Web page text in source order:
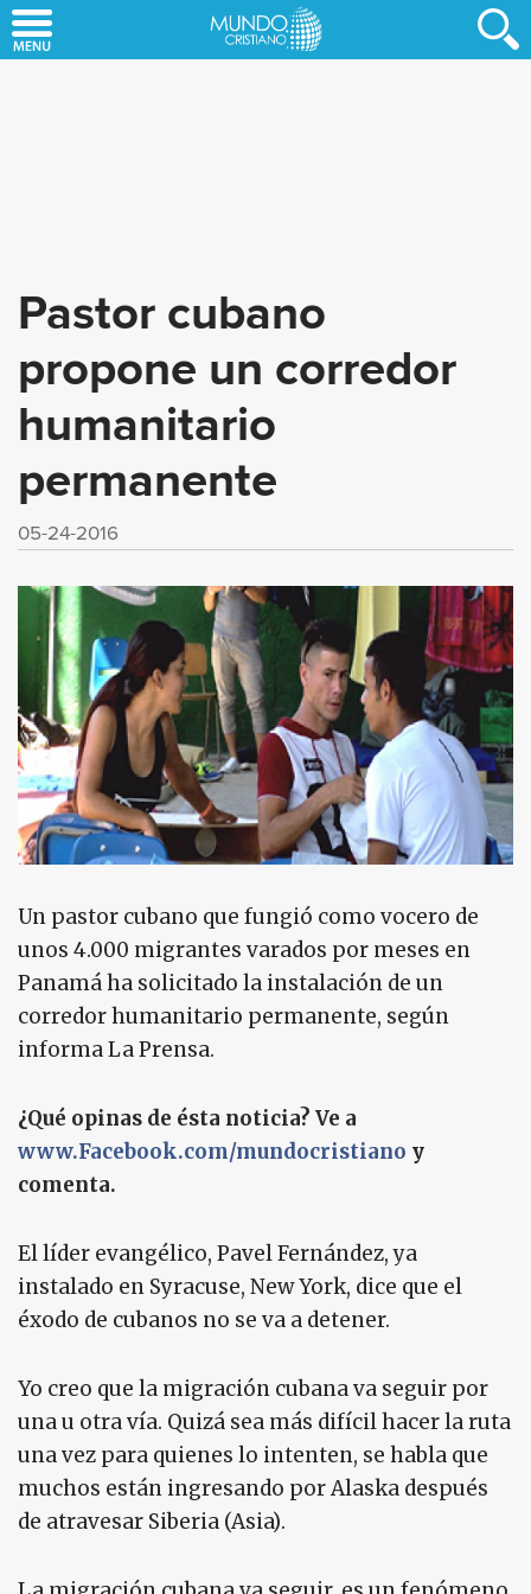
to
Pastor cubano
propone un corredor
humanitario
permanente
05-24-2016
Un pastor cubano que fungió como vocero de
unos 4.000 migrantes varados por meses en
Panamá ha solicitado la instalación de un
corredor humanitario permanente, según
informa La Prensa.
¿Qué opinas de ésta noticia? Ve a
www.Facebook.com/mundocristiano y
comenta.
El líder evangélico, Pavel Fernández, ya
instalado en Syracuse, New York, dice que el
éxodo de cubanos no se va a detener.
Yo creo que la migración cubana va seguir por
una u otra vía. Quizá sea más difícil hacer la ruta
una vez para quienes lo intenten, se habla que
muchos están ingresando por Alaska después
de atravesar Siberia (Asia).